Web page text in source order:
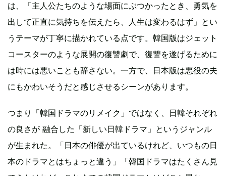
は、「主人公たちのような場面にぶつかったとき、勇気を
出して正直に気持ちを伝えたら、人生は変わるはず」とい
うテーマが丁寧に描かれている点です。韓国版はジェット
コースターのような展開の復讐劇で、復讐を遂げるために
は時には悪いことも辞さない。一方で、日本版は悪役の夫
にもかわいそうだと感じさせるシーンがあります。
つまり「韓国ドラマのリメイク」ではなく、日韓それぞれ
の良さが 融合した「新しい日韓ドラマ」というジャンル
が生まれた。「日本の俳優が出ているけれど、いつもの日
本のドラマとはちょっと違う」「韓国ドラマはたくさん見